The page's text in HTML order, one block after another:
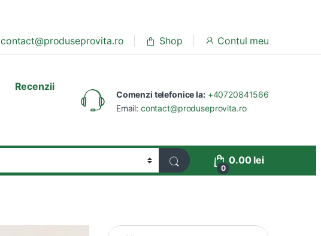
contact@produseprovita.ro Shop Contul meu
Recenzii
Comenzi telefonice la: +40720841566
Email: contact@produseprovita.ro
0
0.00 lei
Caută după: